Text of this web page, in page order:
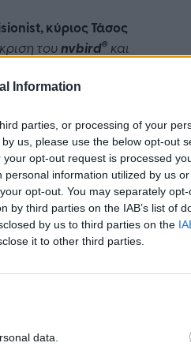
Information
parties, or processing of your
us, please use the below opt-out
opt-out request is processed
information utilized by us
opt-out. You may separately
by third parties on the IAB’s list of
by us to third parties on the
it to other third parties.
data.
,κύριος Τάσος
τουnvbird® και
από τονΠαγκόσμιο
ακόμα μία
μας να γίνει το
αποτροπή
ή
τηςnvisionist
την πορεία αλλά
Μέσα από αυτήν
σημαία σε
διαπρέπουμε
Αποδεικνύουμε
μπορούν